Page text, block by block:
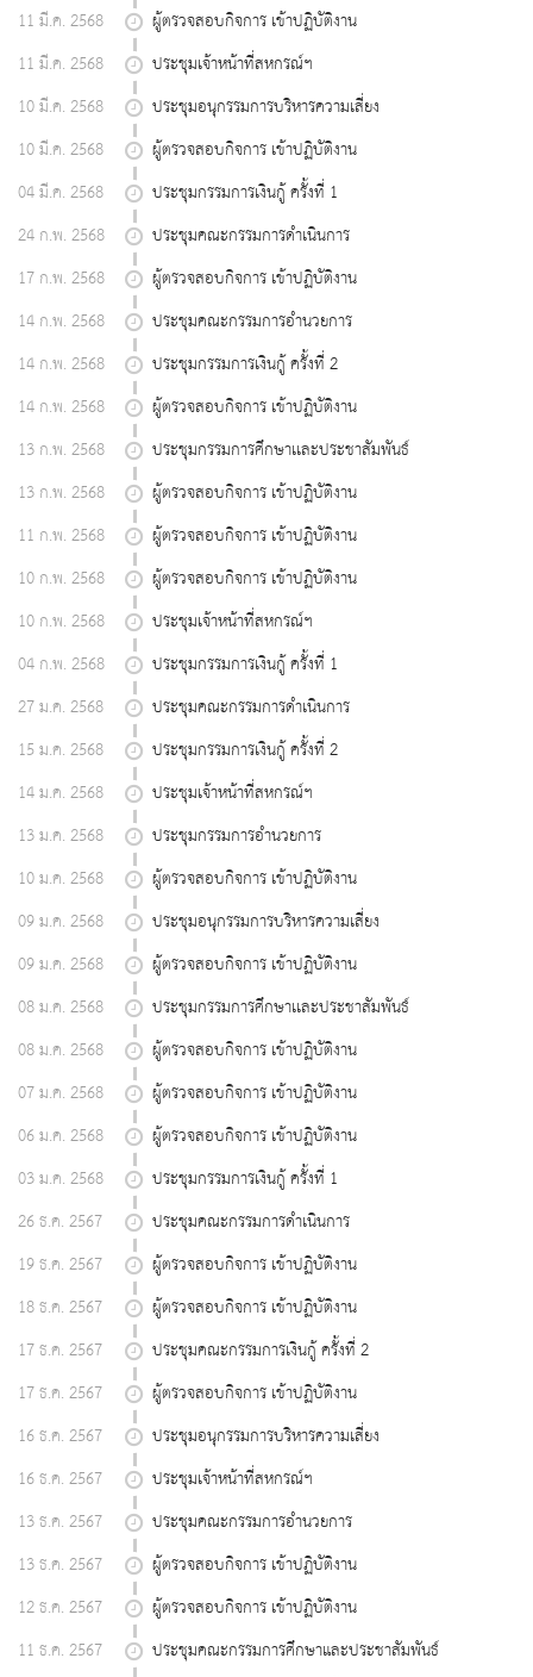
11 มี.ค. 2568
ผู้ตรวจสอบกิจการ เข้าปฏิบัติงาน
11 มี.ค. 2568
ประชุมเจ้าหน้าที่สหกรณ์ฯ
10 มี.ค. 2568
ประชุมอนุกรรมการบริหารความเสี่ยง
10 มี.ค. 2568
ผู้ตรวจสอบกิจการ เข้าปฏิบัติงาน
04 มี.ค. 2568
ประชุมกรรมการเงินกู้ ครั้งที่ 1
24 ก.พ. 2568
ประชุมคณะกรรมการดำเนินการ
17 ก.พ. 2568
ผู้ตรวจสอบกิจการ เข้าปฏิบัติงาน
14 ก.พ. 2568
ประชุมคณะกรรมการอำนวยการ
14 ก.พ. 2568
ประชุมกรรมการเงินกู้ ครั้งที่ 2
14 ก.พ. 2568
ผู้ตรวจสอบกิจการ เข้าปฏิบัติงาน
13 ก.พ. 2568
ประชุมกรรมการศึกษาเเละประชาสัมพันธ์
13 ก.พ. 2568
ผู้ตรวจสอบกิจการ เข้าปฏิบัติงาน
11 ก.พ. 2568
ผู้ตรวจสอบกิจการ เข้าปฏิบัติงาน
10 ก.พ. 2568
ผู้ตรวจสอบกิจการ เข้าปฏิบัติงาน
10 ก.พ. 2568
ประชุมเจ้าหน้าที่สหกรณ์ฯ
04 ก.พ. 2568
ประชุมกรรมการเงินกู้ ครั้งที่ 1
27 ม.ค. 2568
ประชุมคณะกรรมการดำเนินการ
15 ม.ค. 2568
ประชุมกรรมการเงินกู้ ครั้งที่ 2
14 ม.ค. 2568
ประชุมเจ้าหน้าที่สหกรณ์ฯ
13 ม.ค. 2568
ประชุมกรรมการอำนวยการ
10 ม.ค. 2568
ผู้ตรวจสอบกิจการ เข้าปฏิบัติงาน
09 ม.ค. 2568
ประชุมอนุกรรมการบริหารความเสี่ยง
09 ม.ค. 2568
ผู้ตรวจสอบกิจการ เข้าปฏิบัติงาน
08 ม.ค. 2568
ประชุมกรรมการศึกษาเเละประชาสัมพันธ์
08 ม.ค. 2568
ผู้ตรวจสอบกิจการ เข้าปฏิบัติงาน
07 ม.ค. 2568
ผู้ตรวจสอบกิจการ เข้าปฏิบัติงาน
06 ม.ค. 2568
ผู้ตรวจสอบกิจการ เข้าปฏิบัติงาน
03 ม.ค. 2568
ประชุมกรรมการเงินกู้ ครั้งที่ 1
26 ธ.ค. 2567
ประชุมคณะกรรมการดำเนินการ
19 ธ.ค. 2567
ผู้ตรวจสอบกิจการ เข้าปฏิบัติงาน
18 ธ.ค. 2567
ผู้ตรวจสอบกิจการ เข้าปฏิบัติงาน
17 ธ.ค. 2567
ประชุมคณะกรรมการเงินกู้ ครั้งที่ 2
17 ธ.ค. 2567
ผู้ตรวจสอบกิจการ เข้าปฏิบัติงาน
16 ธ.ค. 2567
ประชุมอนุกรรมการบริหารความเสี่ยง
16 ธ.ค. 2567
ประชุมเจ้าหน้าที่สหกรณ์ฯ
13 ธ.ค. 2567
ประชุมคณะกรรมการอำนวยการ
13 ธ.ค. 2567
ผู้ตรวจสอบกิจการ เข้าปฏิบัติงาน
12 ธ.ค. 2567
ผู้ตรวจสอบกิจการ เข้าปฏิบัติงาน
11 ธ.ค. 2567
ประชุมคณะกรรมการศึกษาและประชาสัมพันธ์